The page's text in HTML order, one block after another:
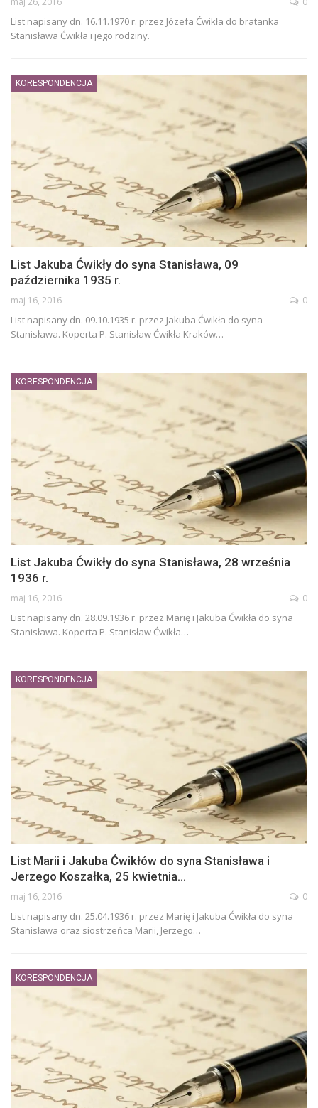
List napisany dn. 16.11.1970 r. przez Józefa Ćwikła do bratanka
Stanisława Ćwikła i jego rodziny.
KORESPONDENCJA
List Jakuba Ćwikły do syna Stanisława, 09
października 1935 r.
maj 16, 2016 0
List napisany dn. 09.10.1935 r. przez Jakuba Ćwikła do syna
Stanisława. Koperta P. Stanisław Ćwikła Kraków…
KORESPONDENCJA
List Jakuba Ćwikły do syna Stanisława, 28 września
1936 r.
maj 16, 2016 0
List napisany dn. 28.09.1936 r. przez Marię i Jakuba Ćwikła do syna
Stanisława. Koperta P. Stanisław Ćwikła…
KORESPONDENCJA
List Marii i Jakuba Ćwikłów do syna Stanisława i
Jerzego Koszałka, 25 kwietnia…
maj 16, 2016 0
List napisany dn. 25.04.1936 r. przez Marię i Jakuba Ćwikła do syna
Stanisława oraz siostrzeńca Marii, Jerzego…
KORESPONDENCJA